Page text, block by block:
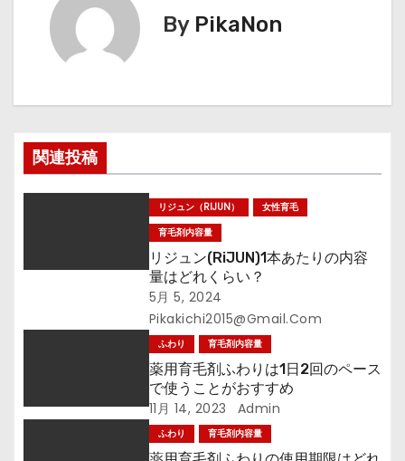
ビ
ゲ
シ
ョ
By PikaNon
関連投稿
リジュン（RIJUN）
女性育毛
育毛剤内容量
リジュン(RiJUN)1本あたりの内容
量はどれくらい？
5月 5, 2024
Pikakichi2015@gmail.com
ふわり 育毛剤内容量
薬用育毛剤ふわりは1日2回のペース
で使うことがおすすめ
11月 14, 2023 Admin
ふわり 育毛剤内容量